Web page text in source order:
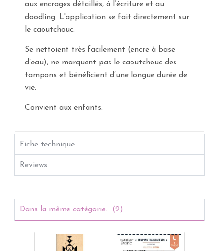
aux encrages détaillés, à l’écriture et au
doodling. L'application se fait directement sur
le caoutchouc.
Se nettoient très facilement (encre à base
d’eau), ne marquent pas le caoutchouc des
tampons et bénéficient d’une longue durée de
vie.
Convient aux enfants.
Fiche technique
Reviews
Dans la même catégorie... (9)